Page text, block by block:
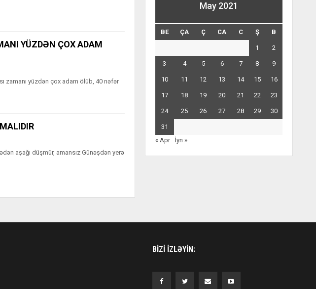
YÜZDƏN ÇOX ADAM
zamanı yüzdən çox adam ölüb, 40 nəfər
aşağı düşmür, amansız Günəşdən yerə
May 2021
BE ÇA Ç CA C Ş B
1 2
3 4 5 6 7 8 9
10 11 12 13 14 15 16
17 18 19 20 21 22 23
24 25 26 27 28 29 30
31
« Apr
İyn »
BIZI IZLƏYIN: